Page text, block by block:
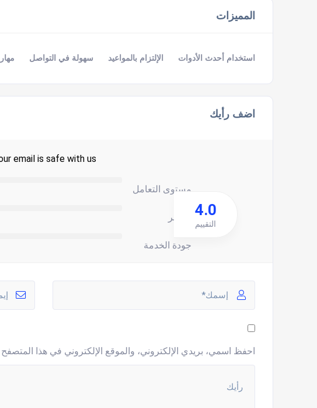
المميزات
استخدام أحدث الأدوات الإلتزام بالمواعيد سهولة في التواصل
اضف رأيك
email is safe with us.
مستوى التعامل
السعر
جودة الخدمة
4.0
التقييم
احفظ اسمي، بريدي الإلكتروني، والموقع الإلكتروني في هذا